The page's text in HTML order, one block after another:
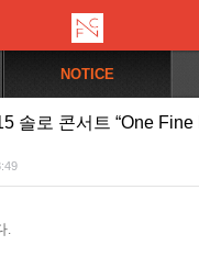
NOTICE
솔로 콘서트 “One Fine
.